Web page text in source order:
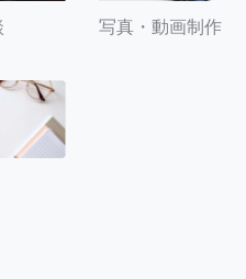
写真・動画制作